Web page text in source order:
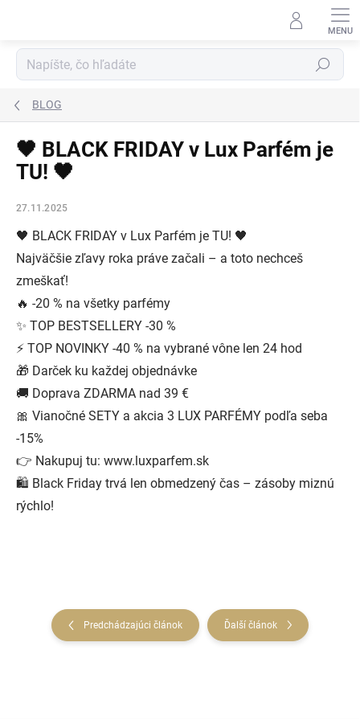
Hľadať
BLOG
🖤 BLACK FRIDAY v Lux Parfém je
TU! 🖤
27.11.2025
🖤 BLACK FRIDAY v Lux Parfém je TU! 🖤
Najväčšie zľavy roka práve začali – a toto nechceš
zmeškať!
🔥 -20 % na všetky parfémy
✨ TOP BESTSELLERY -30 %
⚡ TOP NOVINKY -40 % na vybrané vône len 24 hod
🎁 Darček ku každej objednávke
🚚 Doprava ZDARMA nad 39 €
🎀 Vianočné SETY a akcia 3 LUX PARFÉMY podľa seba
-15%
👉 Nakupuj tu: www.luxparfem.sk
🛍️ Black Friday trvá len obmedzený čas – zásoby miznú
rýchlo!
Predchádzajúci článok Ďalší článok